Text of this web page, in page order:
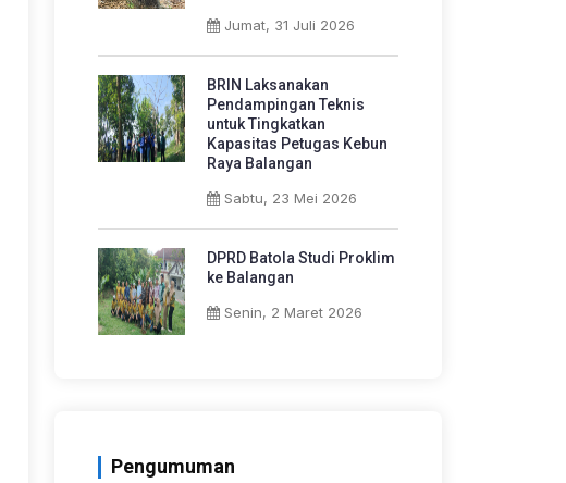
Jumat, 31 Juli 2026
BRIN Laksanakan
Pendampingan Teknis
untuk Tingkatkan
Kapasitas Petugas Kebun
Raya Balangan
Sabtu, 23 Mei 2026
DPRD Batola Studi Proklim
ke Balangan
Senin, 2 Maret 2026
Pengumuman